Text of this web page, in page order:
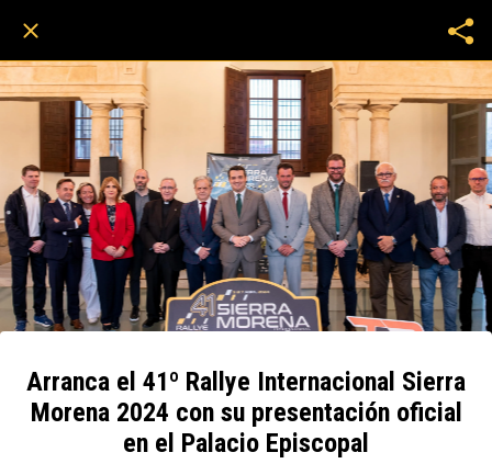
Arranca el 41º Rallye Internacional Sierra
Morena 2024 con su presentación oficial
en el Palacio Episcopal